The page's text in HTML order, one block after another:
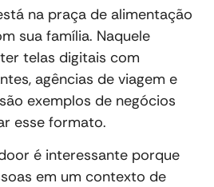
na praça de alimentação
sua família. Naquele
telas digitais com
agências de viagem e
exemplos de negócios
esse formato.
é interessante porque
em um contexto de